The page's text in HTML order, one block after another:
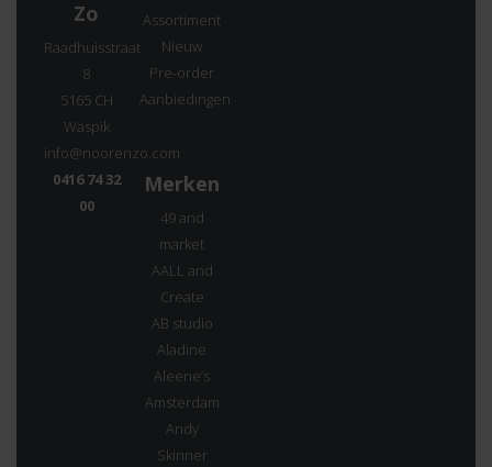
Zo
Raadhuisstraat
8
5165 CH
Waspik
info@noorenzo.com
0416 74 32
00
Assortiment
Nieuw
Pre-order
Aanbiedingen
Merken
49 and
market
AALL and
Create
AB studio
Aladine
Aleene’s
Amsterdam
Andy
Skinner